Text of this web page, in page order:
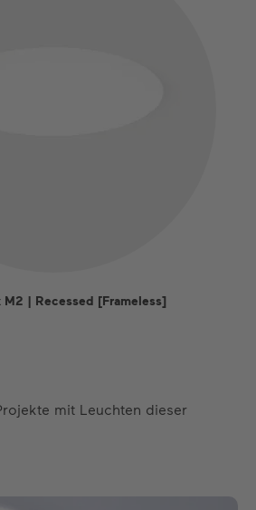
M2 | Recessed [Frameless]
mit Leuchten dieser